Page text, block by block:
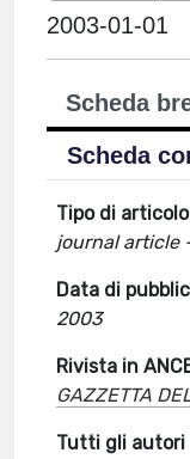
2003-01-01
Scheda
Scheda
Tipo di articolo
journal article
Data di
2003
Rivista in
GAZZETTA
Tutti gli autori